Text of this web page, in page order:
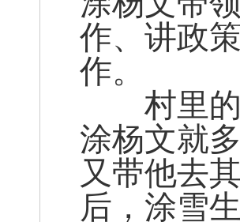
作、讲政
作。
村里的
涂杨文就
又带他去
后，涂雪